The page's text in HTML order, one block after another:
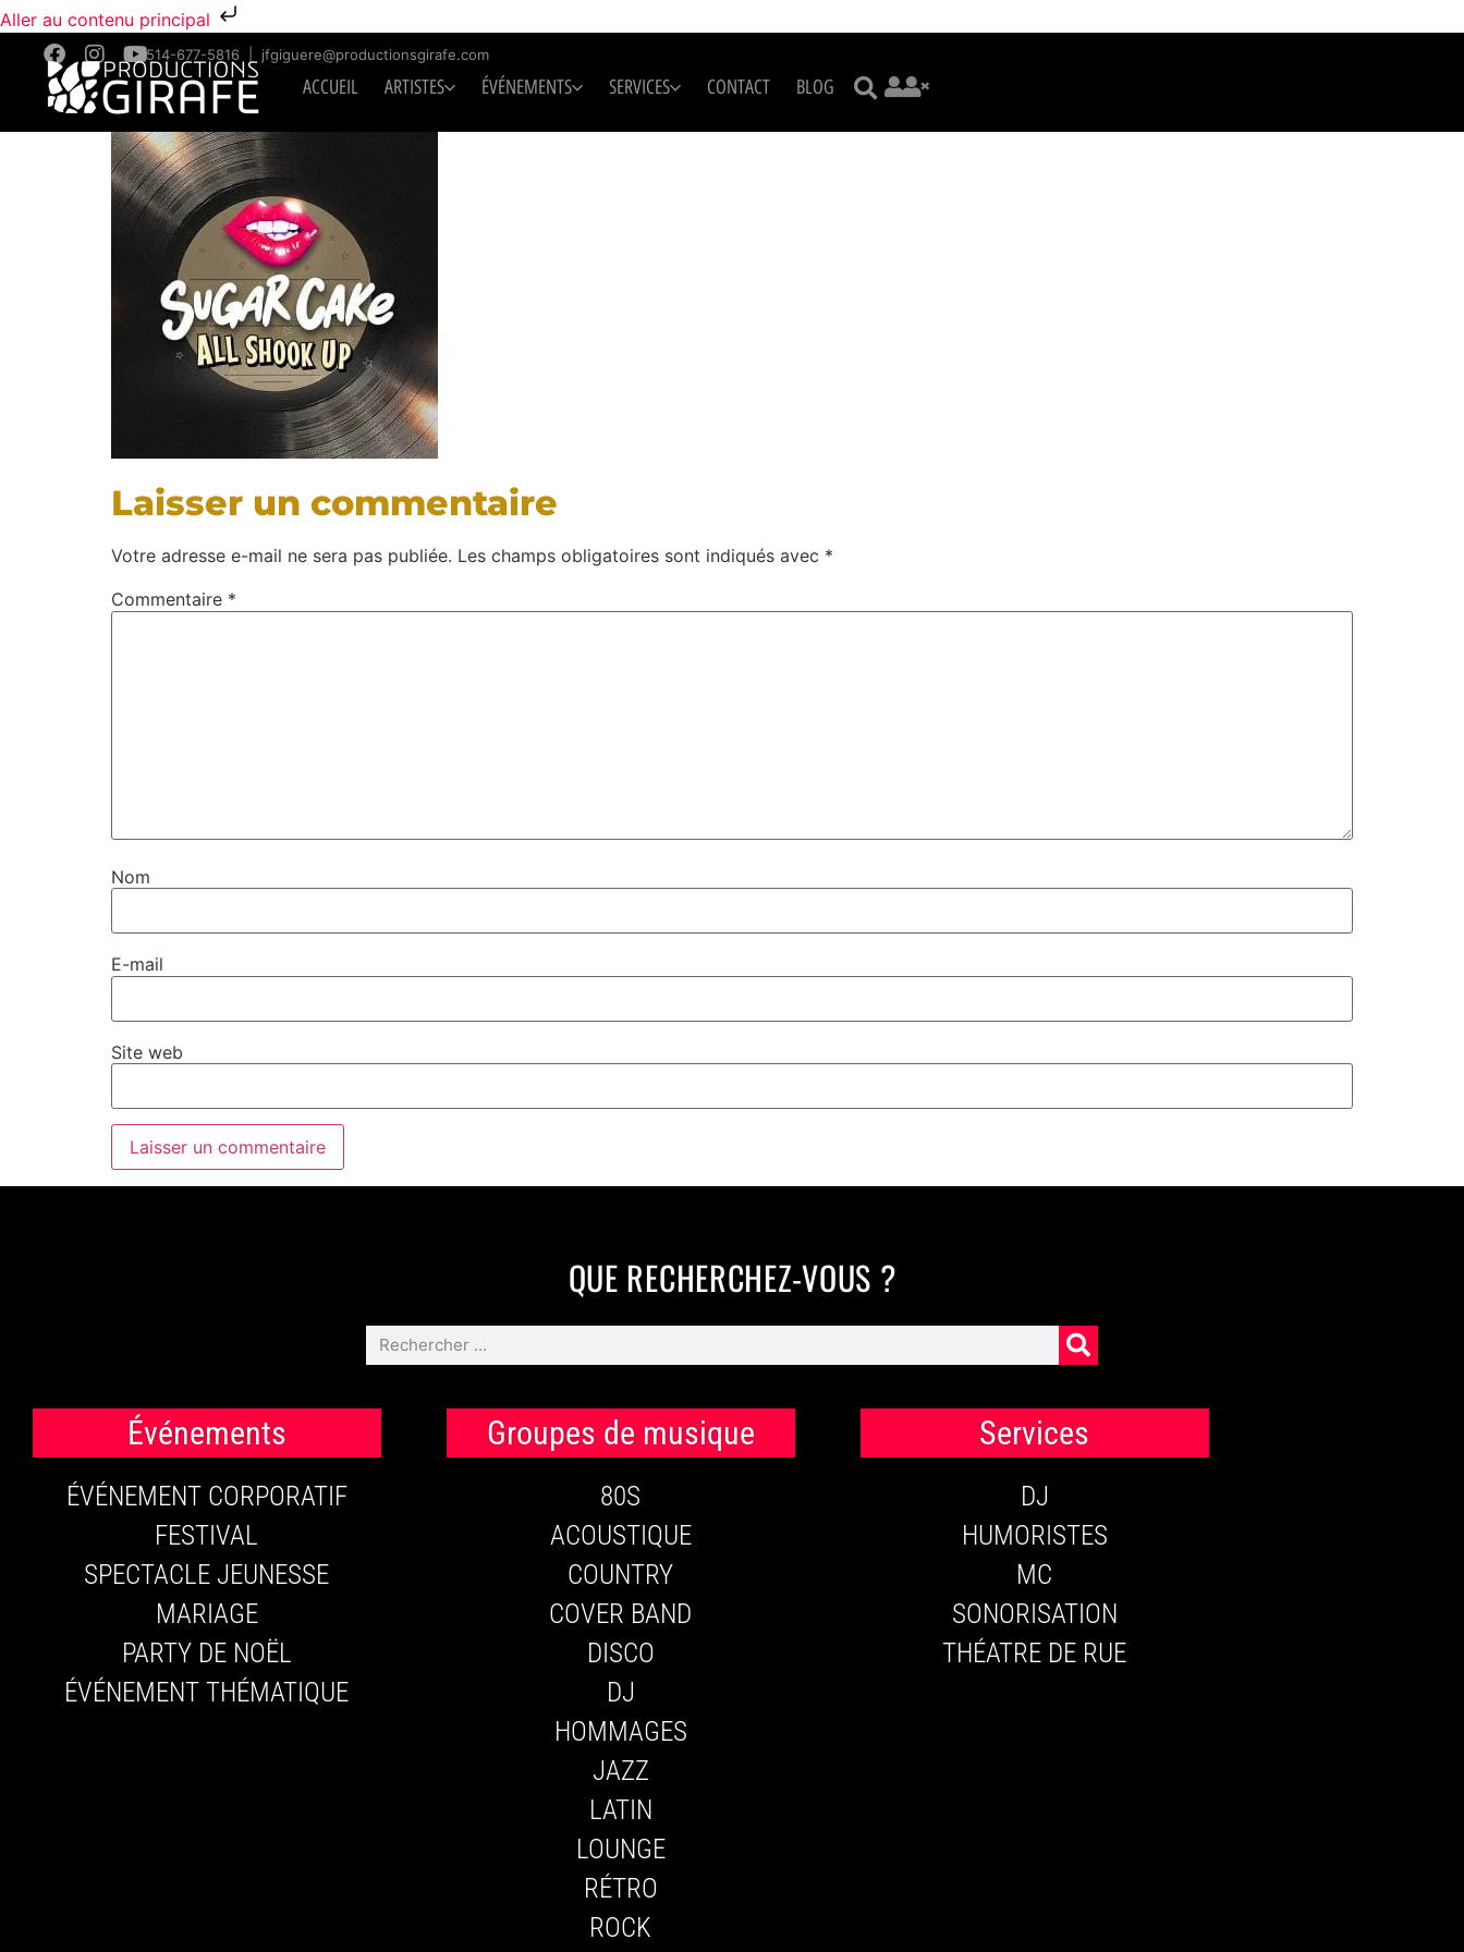
Aller au contenu principal
514-677-5816 jfgiguere@productionsgirafe.com
ACCUEIL ARTISTES ÉVÉNEMENTS SERVICES CONTACT BLOG
Laisser un commentaire
Votre adresse e-mail ne sera pas publiée. Les champs obligatoires sont indiqués avec *
Commentaire *
Nom
E-mail
Site web
QUE RECHERCHEZ-VOUS ?
Événements
ÉVÉNEMENT CORPORATIF
FESTIVAL
SPECTACLE JEUNESSE
MARIAGE
PARTY DE NOËL
ÉVÉNEMENT THÉMATIQUE
Groupes de musique
80S
ACOUSTIQUE
COUNTRY
COVER BAND
DISCO
DJ
HOMMAGES
JAZZ
LATIN
LOUNGE
RÉTRO
ROCK
Services
DJ
HUMORISTES
MC
SONORISATION
THÉATRE DE RUE